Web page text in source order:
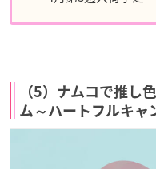
（5）ナムコで推し
ム～ハートフルキャ